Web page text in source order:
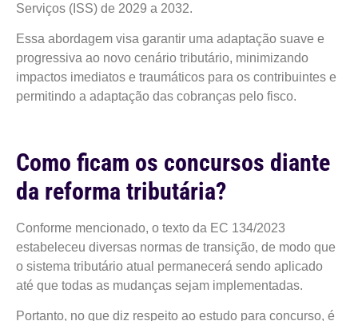
Serviços (ISS) de 2029 a 2032.
Essa abordagem visa garantir uma adaptação suave e
progressiva ao novo cenário tributário, minimizando
impactos imediatos e traumáticos para os contribuintes e
permitindo a adaptação das cobranças pelo fisco.
Como ficam os concursos diante
da reforma tributária?
Conforme mencionado, o texto da EC 134/2023
estabeleceu diversas normas de transição, de modo que
o sistema tributário atual permanecerá sendo aplicado
até que todas as mudanças sejam implementadas.
Portanto, no que diz respeito ao estudo para concurso, é